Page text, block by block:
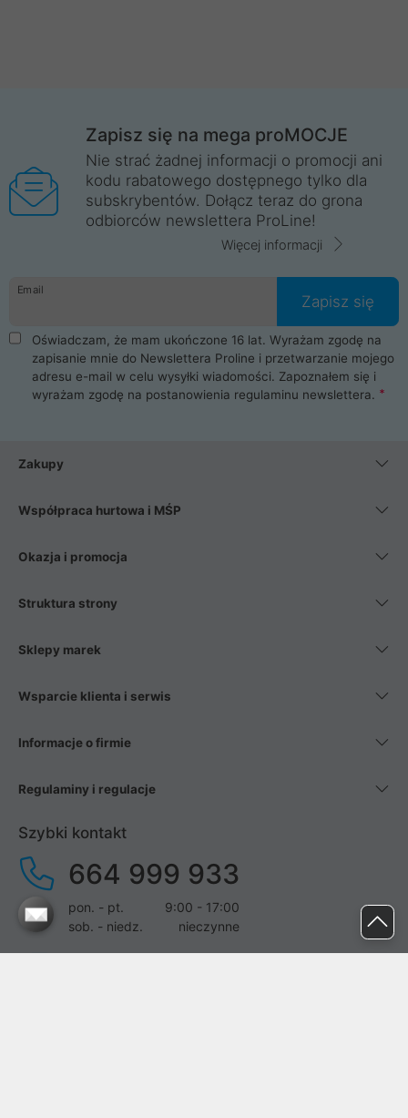
Zapisz się na mega proMOCJE
Nie strać żadnej informacji o promocji ani
kodu rabatowego dostępnego tylko dla
subskrybentów. Dołącz teraz do grona
odbiorców newslettera ProLine!
Więcej informacji
Email
Zapisz się
Oświadczam, że mam ukończone 16 lat. Wyrażam zgodę na
zapisanie mnie do Newslettera Proline i przetwarzanie mojego
adresu e-mail w celu wysyłki wiadomości. Zapoznałem się i
wyrażam zgodę na postanowienia regulaminu newslettera.
Zakupy
Współpraca hurtowa i MŚP
Okazja i promocja
Struktura strony
Sklepy marek
Wsparcie klienta i serwis
Informacje o firmie
Regulaminy i regulacje
Szybki kontakt
664 999 933
pon. - pt.
9:00 - 17:00
sob. - niedz.
nieczynne